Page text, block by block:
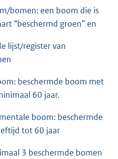
bomen: een boom die is
“beschermd groen” en
lijst/register van
beschermde boom met
60 jaar.
boom: beschermde
tot 60 jaar
3 beschermde bomen